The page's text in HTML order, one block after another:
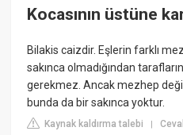
Kocasının üstüne
Bilakis caizdir. Eşlerin farklı
sakınca olmadığından
gerekmez. Ancak mezhep
bunda da bir sakınca yoktur.
Kaynak kaldırma talebi |